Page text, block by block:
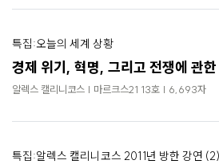
특집:오늘의 세계 상황
경제 위기, 혁명, 그리고 전쟁에 관
알렉스 캘리니코스 | 마르크스21 13호 | 6,693자
특집:알렉스 캘리니코스 2011년 방한 강연 (2)